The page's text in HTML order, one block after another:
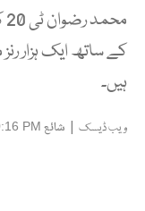
کے ساتھ ایک ہزار
ہیں۔
ویب ڈیسک | شائع PM